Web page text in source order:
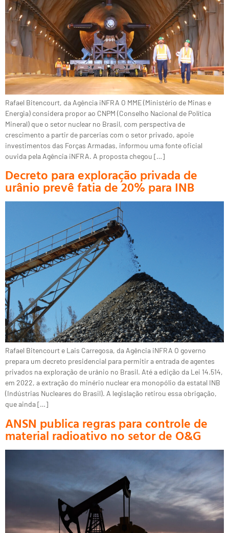
Rafael Bitencourt, da Agência iNFRA O MME (Ministério de Minas e
Energia) considera propor ao CNPM (Conselho Nacional de Política
Mineral) que o setor nuclear no Brasil, com perspectiva de
crescimento a partir de parcerias com o setor privado, apoie
investimentos das Forças Armadas, informou uma fonte oficial
ouvida pela Agência iNFRA. A proposta chegou […]
Decreto para exploração privada de
urânio prevê fatia de 20% para INB
Rafael Bitencourt e Lais Carregosa, da Agência iNFRA O governo
prepara um decreto presidencial para permitir a entrada de agentes
privados na exploração de urânio no Brasil. Até a edição da Lei 14.514,
em 2022, a extração do minério nuclear era monopólio da estatal INB
(Indústrias Nucleares do Brasil). A legislação retirou essa obrigação,
que ainda […]
ANSN publica regras para controle de
material radioativo no setor de O&G